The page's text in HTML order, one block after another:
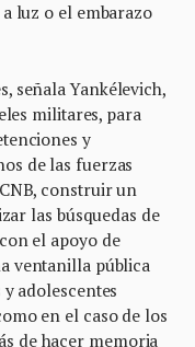
luz o el embarazo
señala Yankélevich,
militares, para
y
de las fuerzas
construir un
las búsquedas de
el apoyo de
ventanilla pública
adolescentes
en el caso de los
de hacer memoria